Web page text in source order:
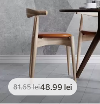
81.65lei48.99 lei